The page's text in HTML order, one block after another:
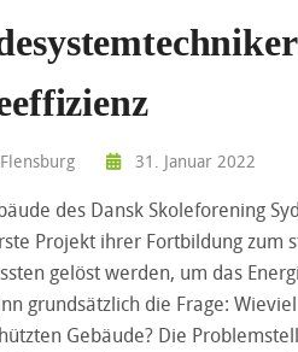
31. Januar 2022
des Dansk Skoleforening
Projekt ihrer Fortbildung
gelöst werden, um das
grundsätzlich die Frage:
Gebäude? Die